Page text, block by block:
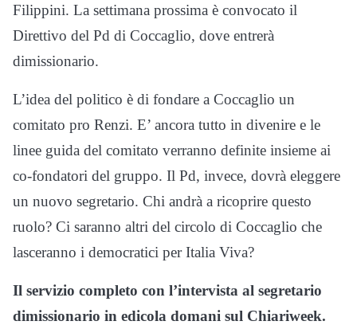
Filippini. La settimana prossima è convocato il
Direttivo del Pd di Coccaglio, dove entrerà
dimissionario.
L’idea del politico è di fondare a Coccaglio un
comitato pro Renzi. E’ ancora tutto in divenire e le
linee guida del comitato verranno definite insieme ai
co-fondatori del gruppo. Il Pd, invece, dovrà eleggere
un nuovo segretario. Chi andrà a ricoprire questo
ruolo? Ci saranno altri del circolo di Coccaglio che
lasceranno i democratici per Italia Viva?
Il servizio completo con l’intervista al segretario
dimissionario in edicola domani sul Chiariweek.